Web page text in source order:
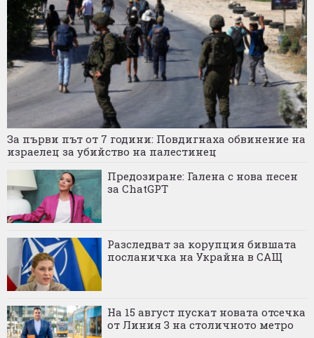
За първи път от 7 години: Повдигнаха обвинение на
израелец за убийство на палестинец
Предозиране: Галена с нова песен
за ChatGPT
Разследват за корупция бившата
посланичка на Украйна в САЩ
На 15 август пускат новата отсечка
от Линия 3 на столичното метро